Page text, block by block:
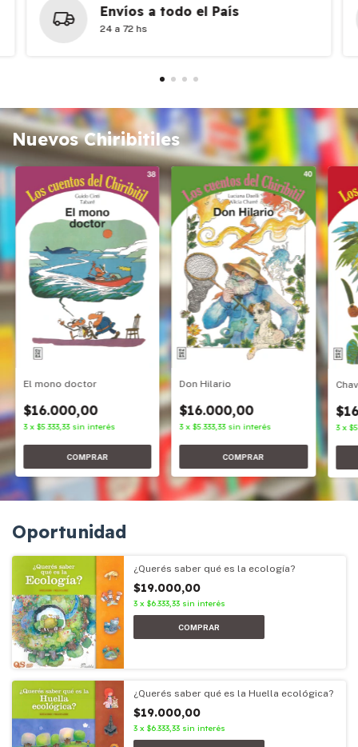
Envíos a todo el País
24 a 72 hs
Nuevos Chiribitiles
El mono doctor
$16.000,00
3 x $5.333,33 sin interés
Don Hilario
$16.000,00
3 x$5.333,33 sin interés 3 x
Oportunidad
¿Querés saber qué es la ecología?
$19.000,00
3 x $6.333,33 sin interés
¿Querés saber qué es la Huella ecológica?
$19.000,00
3 x $6.333,33 sin interés